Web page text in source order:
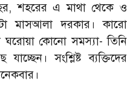
,শহরের এ মাথা থেকে ও
মাসআলা দরকার। কারো
ঘরোয়া কোনো সমস্যা-তিনি
সংশ্লিষ্ট ব্যক্তিদের